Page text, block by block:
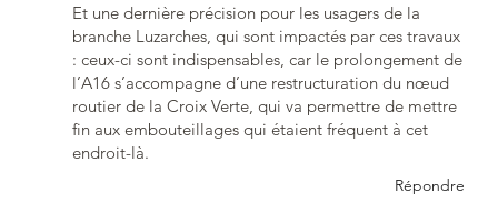
Et une dernière précision pour les usagers de la
branche Luzarches, qui sont impactés par ces travaux
: ceux-ci sont indispensables, car le prolongement de
l’A16 s’accompagne d’une restructuration du nœud
routier de la Croix Verte, qui va permettre de mettre
fin aux embouteillages qui étaient fréquent à cet
endroit-là.
Répondre